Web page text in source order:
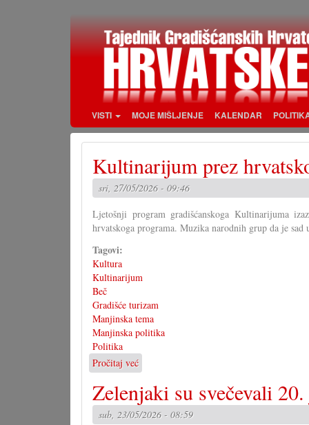
VISTI MOJE MIŠLJENJE KALENDAR
Kultinarijum prez
sri, 27/05/2026 - 09:46
Ljetošnji program gradišćanskoga Kultinarijuma
hrvatskoga programa. Muzika narodnih grup da je
Tagovi:
Kultura
Kultinarijum
Beč
Gradišće turizam
Manjinska tema
Manjinska politika
Politika
Pročitaj već
Kultinarijum
prez
hrvatskoga
programa
Zelenjaki su svečevali
sub, 23/05/2026 - 08:59